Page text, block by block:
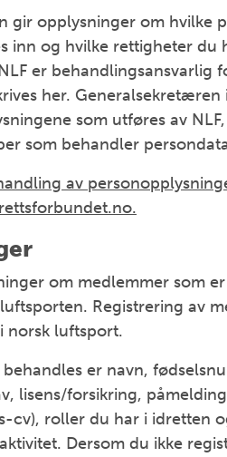
gir opplysninger om hvilke
inn og hvilke rettigheter
er behandlingsansvarlig
her.
som utføres av
som behandler
av
om medlemmer som
Registrering av
norsk luftsport.
er navn,
lisens/forsikring,
cv), roller du har i idretten
Dersom du ikke